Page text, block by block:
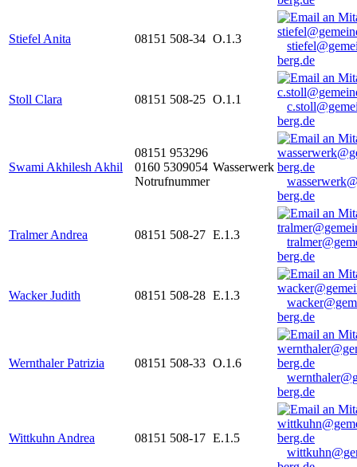
Stiefel Anita 08151 508-34 O.1.3
berg.de
Stoll Clara 08151 508-25 O.1.1
berg.de
Swami Akhilesh Akhil
08151 953296
0160 5309054
Notrufnummer
Wasserwerk
berg.de
Tralmer Andrea 08151 508-27 E.1.3
berg.de
Wacker Judith 08151 508-28 E.1.3
berg.de
Wernthaler Patrizia 08151 508-33 O.1.6
berg.de
Wittkuhn Andrea 08151 508-17 E.1.5